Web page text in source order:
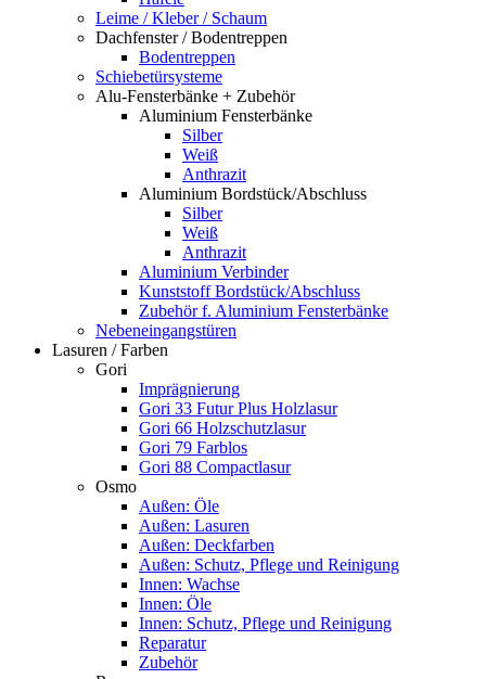
Leime / Kleber / Schaum
Dachfenster / Bodentreppen
Bodentreppen
Schiebetürsysteme
Alu-Fensterbänke + Zubehör
Aluminium Fensterbänke
Silber
Weiß
Anthrazit
Aluminium Bordstück/Abschluss
Silber
Weiß
Anthrazit
Aluminium Verbinder
Kunststoff Bordstück/Abschluss
Zubehör f. Aluminium Fensterbänke
Nebeneingangstüren
Lasuren / Farben
Gori
Imprägnierung
Gori 33 Futur Plus Holzlasur
Gori 66 Holzschutzlasur
Gori 79 Farblos
Gori 88 Compactlasur
Osmo
Außen: Öle
Außen: Lasuren
Außen: Deckfarben
Außen: Schutz, Pflege und Reinigung
Innen: Wachse
Innen: Öle
Innen: Schutz, Pflege und Reinigung
Reparatur
Zubehör